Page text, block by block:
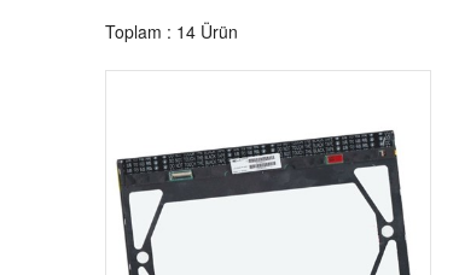
Toplam : 14 Ürün